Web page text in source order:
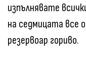
изпълнявате
на седмицата все
резервоар гориво.